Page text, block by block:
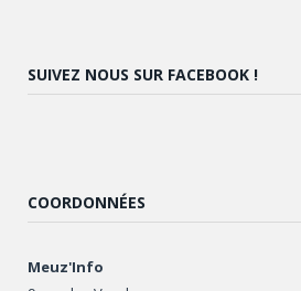
SUIVEZ NOUS SUR FACEBOOK !
COORDONNÉES
Meuz'Info